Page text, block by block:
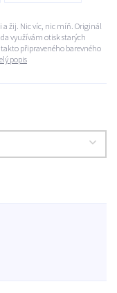
a žij. Nic víc, nic míň. Originál
využívám otisk starých
připraveného barevného
popis